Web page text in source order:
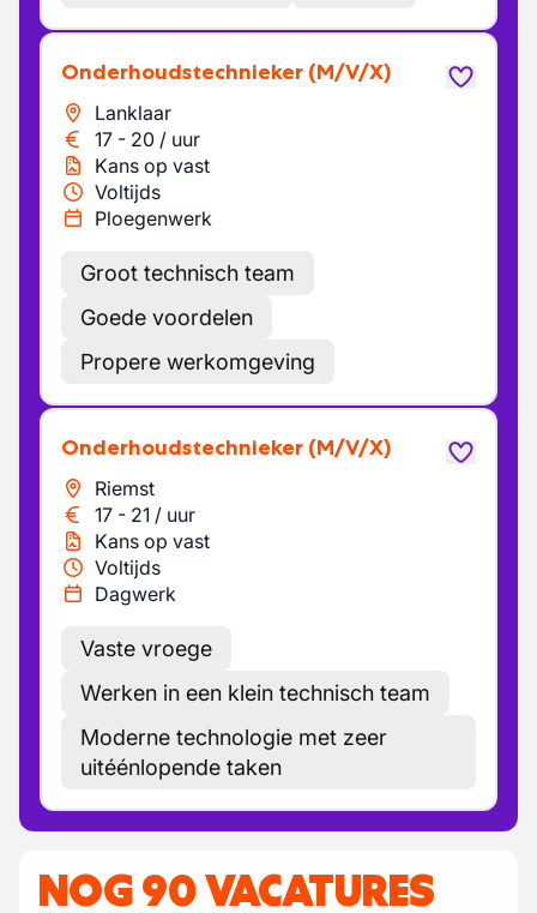
Onderhoudstechnieker (M/V/X)
Lanklaar
17 - 20 / uur
Kans op vast
Voltijds
Ploegenwerk
Groot technisch team
Goede voordelen
Propere werkomgeving
Onderhoudstechnieker (M/V/X)
Riemst
17 - 21 / uur
Kans op vast
Voltijds
Dagwerk
Vaste vroege
Werken in een klein technisch team
Moderne technologie met zeer
uitéénlopende taken
NOG 90 VACATURES